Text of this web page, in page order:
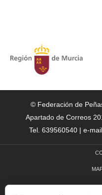
© Federación de
Apartado de Correos
Tel. 639560540 | e-